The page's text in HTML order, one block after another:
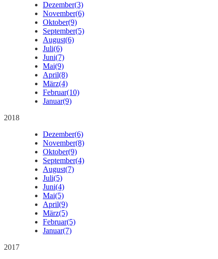
Dezember(3)
November(6)
Oktober(9)
September(5)
August(6)
Juli(6)
Juni(7)
Mai(9)
April(8)
März(4)
Februar(10)
Januar(9)
2018
Dezember(6)
November(8)
Oktober(9)
September(4)
August(7)
Juli(5)
Juni(4)
Mai(5)
April(9)
März(5)
Februar(5)
Januar(7)
2017